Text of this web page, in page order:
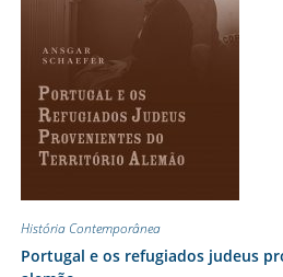
História Contemporânea
Portugal e os refugiados judeus